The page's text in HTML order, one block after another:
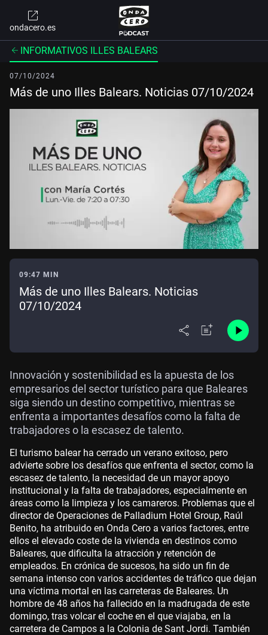
ondacero.es
INFORMATIVOS ILLES BALEARS
07/10/2024
Más de uno Illes Balears. Noticias 07/10/2024
09:47 MIN
Más de uno Illes Balears. Noticias
07/10/2024
Innovación y sostenibilidad es la apuesta de los
empresarios del sector turístico para que Baleares
siga siendo un destino competitivo, mientras se
enfrenta a importantes desafíos como la falta de
trabajadores o la escasez de talento.
El turismo balear ha cerrado un verano exitoso, pero
advierte sobre los desafíos que enfrenta el sector, como la
escasez de talento, la necesidad de un mayor apoyo
institucional y la falta de trabajadores, especialmente en
áreas como la limpieza y los camareros. Problemas que el
director de Operaciones de Palladium Hotel Group, Raúl
Benito, ha atribuido en Onda Cero a varios factores, entre
ellos el elevado coste de la vivienda en destinos como
Baleares, que dificulta la atracción y retención de
empleados. En crónica de sucesos, ha sido un fin de
semana intenso con varios accidentes de tráfico que dejan
una víctima mortal en las carreteras de Baleares. Un
hombre de 48 años ha fallecido en la madrugada de este
domingo, tras volcar el coche en el que viajaba, en la
carretera de Campos a la Colonia de Sant Jordi. También